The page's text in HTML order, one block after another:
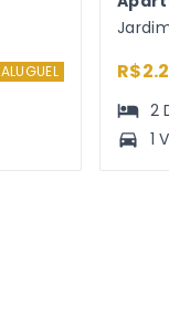
ALUGUEL
2
1